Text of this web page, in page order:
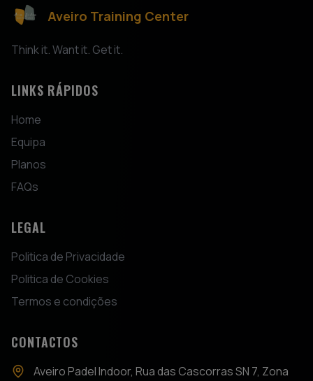
Aveiro Training Center
Think it. Want it. Get it.
LINKS RÁPIDOS
Home
Equipa
Planos
FAQs
LEGAL
Politica de Privacidade
Politica de Cookies
Termos e condições
CONTACTOS
Aveiro Padel Indoor, Rua das Cascorras SN 7, Zona